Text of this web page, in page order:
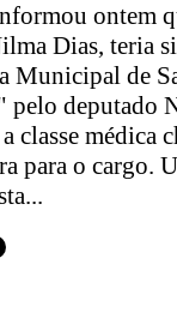
ontem
Dias, teria
Municipal de
pelo deputado
classe médica
para o cargo.